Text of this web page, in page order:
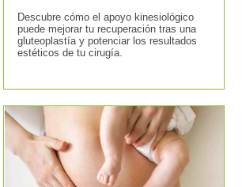
Descubre cómo el apoyo kinesiológico
puede mejorar tu recuperación tras una
gluteoplastía y potenciar los resultados
estéticos de tu cirugía.